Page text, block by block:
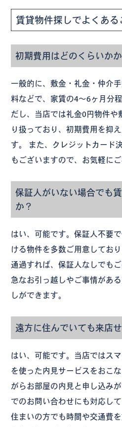
賃貸物件探しでよくある
初期費用はどのくらいか
一般的に、敷金・礼金・仲介
料などで、家賃の4〜6ヶ月分
だし、当店では礼金0円物件や
り扱っており、初期費用を抑
す。 また、クレジットカード
もございますので、お気軽にご
保証人がいない場合でも
か？
はい、可能です。保証人不要
ける物件を多数ご用意してお
通過すれば、保証人なしでも
急なお引っ越しやご事情があ
しができます。
遠方に住んでいても来店
はい、可能です。当店ではス
を使った内見サービスをおこ
がらお部屋の内見と申し込み
でのお問い合わせにも対応し
住まいの方でも時間や交通費